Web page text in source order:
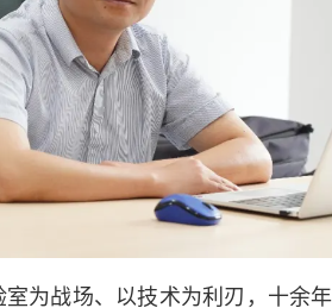
为战场、以技术为利刃，十余